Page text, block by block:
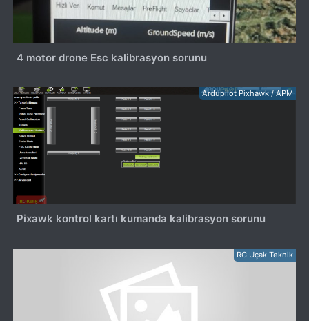
4 motor drone Esc kalibrasyon sorunu
Ardupilot Pixhawk / APM
Pixawk kontrol kartı kumanda kalibrasyon sorunu
RC Uçak-Teknik